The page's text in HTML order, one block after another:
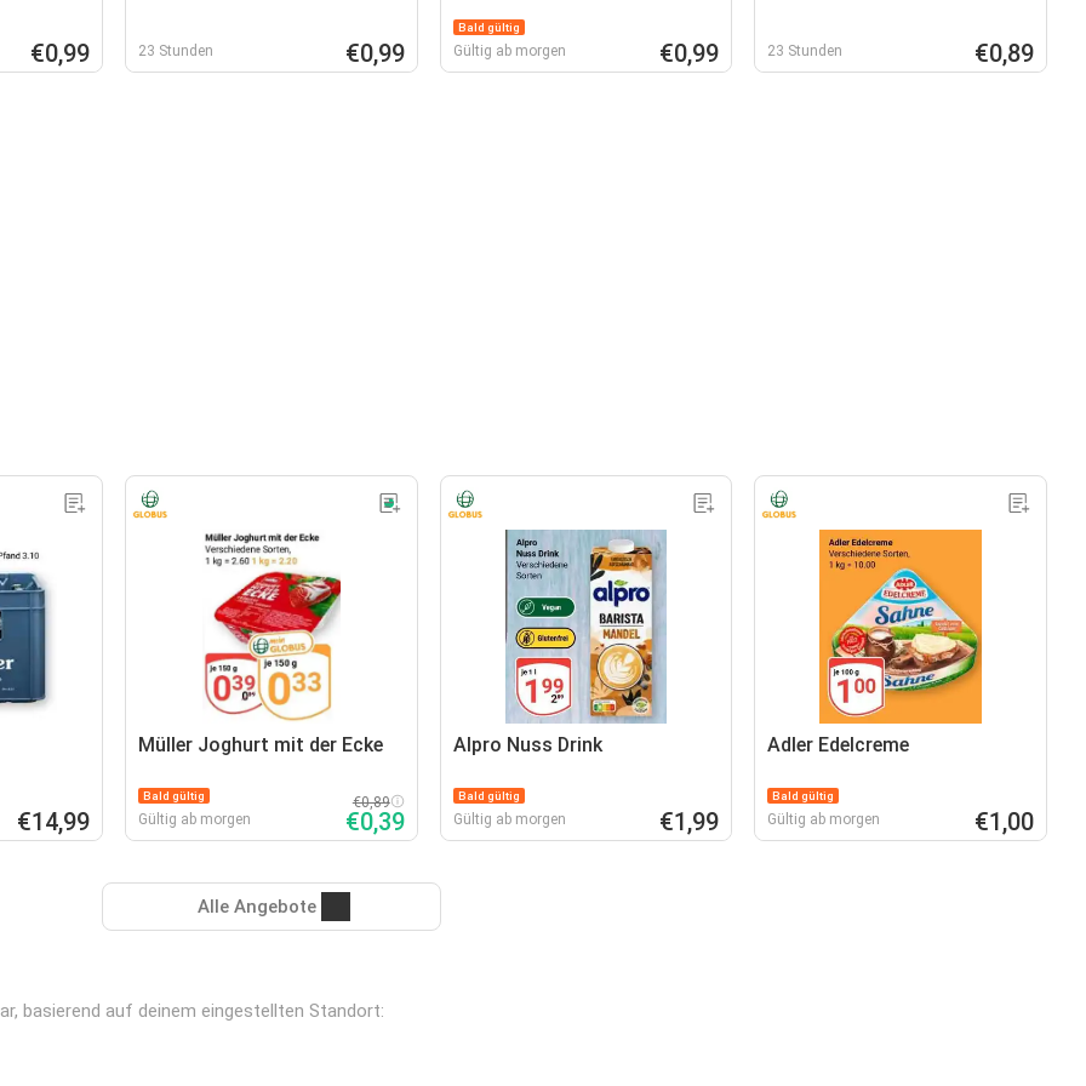
€0,99 23 Stunden €0,99
Bald gültig
Gültig ab morgen €0,99 23 Stunden €0,89
€14,99
Müller Joghurt mit der Ecke
Bald gültig
Gültig ab morgen
€0,89
€0,39
Alpro Nuss Drink
Bald gültig
Gültig ab morgen €1,99
Adler Edelcreme
Bald gültig
Gültig ab morgen €1,00
Alle Angebote
basierend auf deinem eingestellten Standort: